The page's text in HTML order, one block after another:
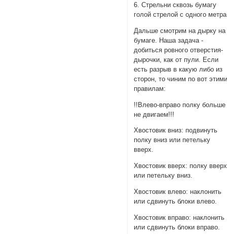
6. Стрельни сквозь бумагу
голой стрелой с одного
Дальше смотрим на дырку на
бумаге. Наша задача -
добиться ровного отверстия-
дырочки, как от пули. Если
есть разрыв в какую либо из
сторон, то чиним по вот
правилам:
!!Влево-вправо полку больше
не двигаем!!!
Хвостовик вниз: подвинуть
полку вниз или петельку
вверх.
Хвостовик вверх: полку вверх
или петельку вниз.
Хвостовик влево: наклонить
или сдвинуть блоки влево.
Хвостовик вправо: наклонить
или сдвинуть блоки вправо.